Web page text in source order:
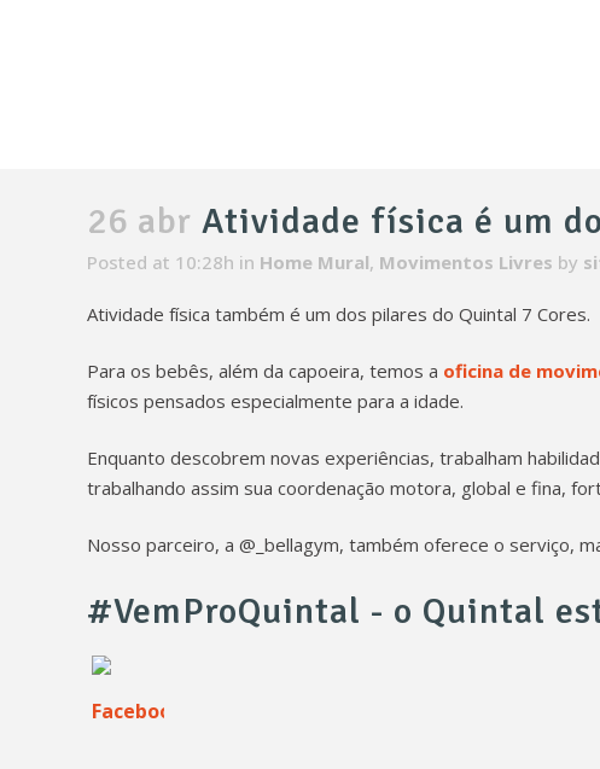
26 abr Atividade física é um
Posted at 10:28h in Home Mural, Movimentos Livres by
Atividade física também é um dos pilares do Quintal 7 Cores.
Para os bebês, além da capoeira, temos a oficina de
físicos pensados especialmente para a idade.
Enquanto descobrem novas experiências, trabalham
trabalhando assim sua coordenação motora, global e fina,
Nosso parceiro, a @_bellagym, também oferece o serviço,
#VemProQuintal - o Quintal